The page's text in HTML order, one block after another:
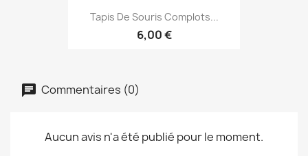
Tapis De Souris Complots...
6,00 €
Commentaires (0)
Aucun avis n'a été publié pour le moment.